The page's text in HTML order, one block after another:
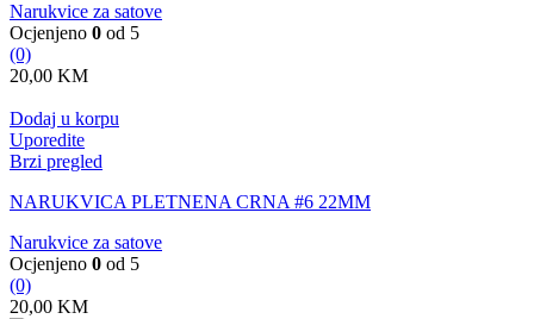
Narukvice za satove
Ocjenjeno 0 od 5
(0)
20,00 KM
Dodaj u korpu
Uporedite
Brzi pregled
NARUKVICA PLETNENA CRNA #6 22MM
Narukvice za satove
Ocjenjeno 0 od 5
(0)
20,00 KM